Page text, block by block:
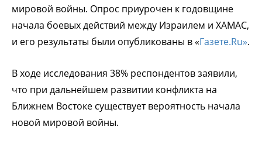
мировой войны. Опрос приурочен к годовщине
начала боевых действий между Израилем и ХАМАС,
и его результаты были опубликованы в «Газете.Ru».
В ходе исследования 38% респондентов заявили,
что при дальнейшем развитии конфликта на
Ближнем Востоке существует вероятность начала
новой мировой войны.